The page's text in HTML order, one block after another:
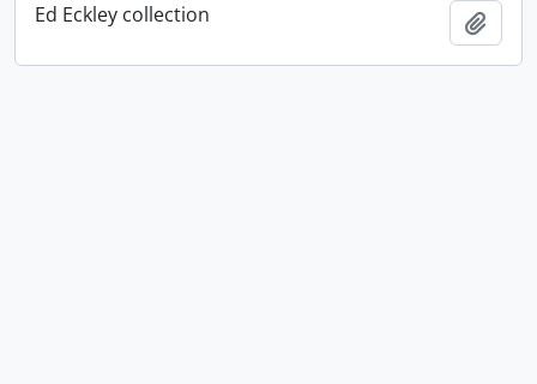
Ed Eckley collection